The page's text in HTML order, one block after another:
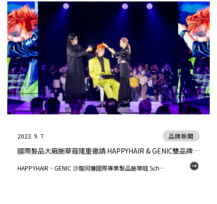
2023. 9. 7
國際髮品大廠施華蔻隆重邀請 HAPPYHAIR & GENIC雙品牌大秀創作實力
品牌新聞
HAPPYHAIR、GENIC 沙龍同獲國際專業髮品施華蔻 Schwarzkopf 邀請，相偕參與該牌 125週年專業髮型大秀，足以證明雙品牌在髮型界獲得的肯定。